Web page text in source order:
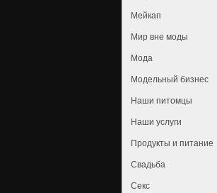
Мейкап
Мир вне моды
Мода
Модельный бизнес
Наши питомцы
Наши услуги
Продукты и питание
Свадьба
Секс